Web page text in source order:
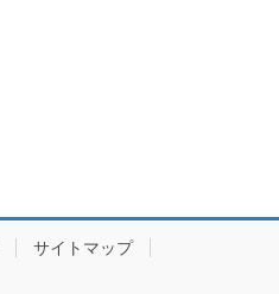
サイトマップ